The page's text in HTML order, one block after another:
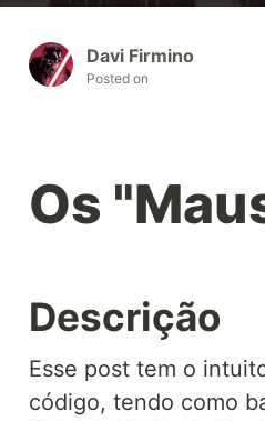
Davi Firmino
Posted on
Os
Descrição
Esse post tem o
código, tendo como